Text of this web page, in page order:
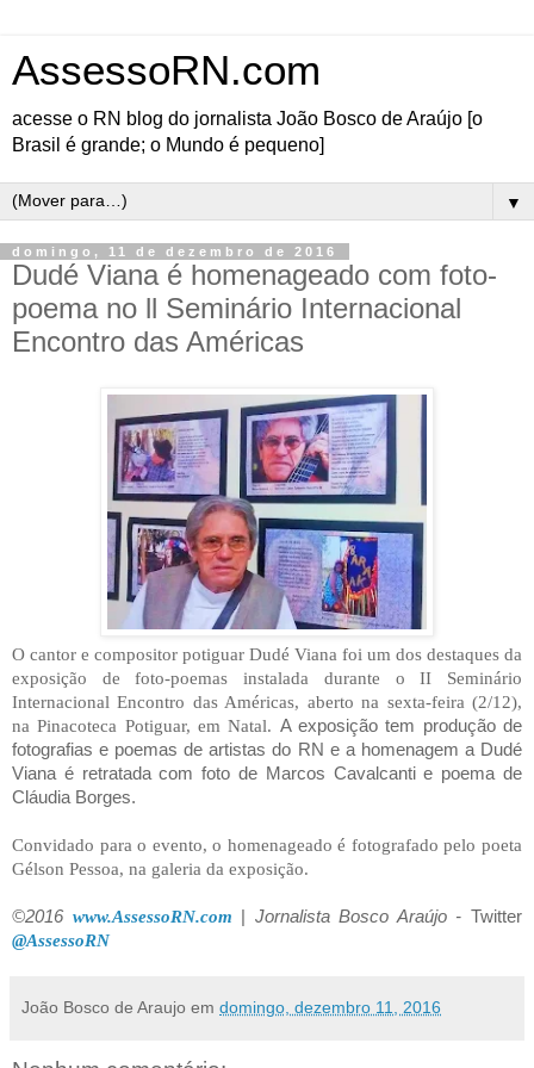
AssessoRN.com
acesse o RN blog do jornalista João Bosco de Araújo [o
Brasil é grande; o Mundo é pequeno]
▼
domingo, 11 de dezembro de 2016
Dudé Viana é homenageado com foto-
poema no ll Seminário Internacional
Encontro das Américas
O cantor e compositor potiguar Dudé Viana foi um dos destaques da
exposição de foto-poemas instalada durante o II Seminário
Internacional Encontro das Américas, aberto na sexta-feira (2/12),
na Pinacoteca Potiguar, em Natal. A exposição tem produção de
fotografias e poemas de artistas do RN e a homenagem a Dudé
Viana é retratada com foto de Marcos Cavalcanti e poema de
Cláudia Borges.
Convidado para o evento, o homenageado é fotografado pelo poeta
Gélson Pessoa, na galeria da exposição.
©2016 www.AssessoRN.com Jornalista Bosco Araújo -Twitter
@AssessoRN
João Bosco de Araujo em domingo, dezembro 11, 2016